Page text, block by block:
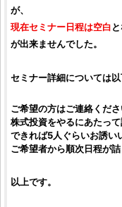
が、
現在セミナー日程は空白
が出来ませんでした。
セミナー詳細については
ご希望の方はご連絡くだ
株式投資をやるにあたっ
できれば5人ぐらいお誘い
ご希望者から順次日程が
以上です。